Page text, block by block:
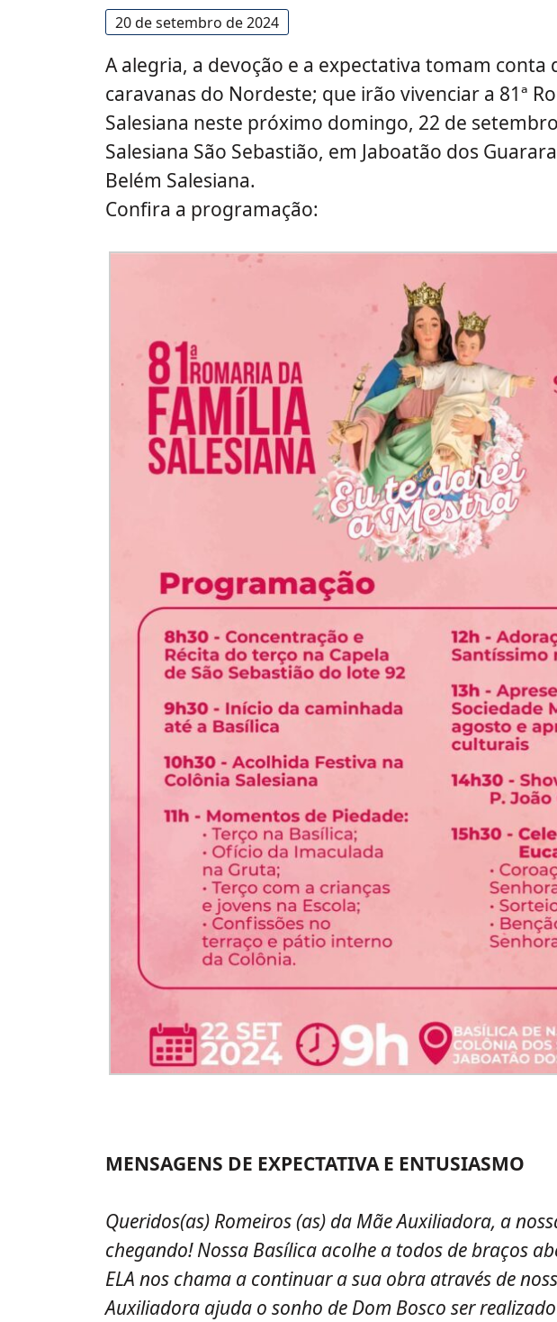
20 de setembro de 2024
A alegria, a devoção e a expectativa tomam conta
caravanas do Nordeste; que irão vivenciar a 81ª
Salesiana neste próximo domingo, 22 de
Salesiana São Sebastião, em Jaboatão dos
Belém Salesiana.
Confira a programação:
MENSAGENS DE EXPECTATIVA E ENTUSIASMO
Queridos(as) Romeiros (as) da Mãe Auxiliadora, a
chegando! Nossa Basílica acolhe a todos de braços
ELA nos chama a continuar a sua obra através de
Auxiliadora ajuda o sonho de Dom Bosco ser